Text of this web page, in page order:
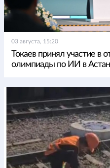
03 августа, 15:20
Токаев принял участие
олимпиады по ИИ в